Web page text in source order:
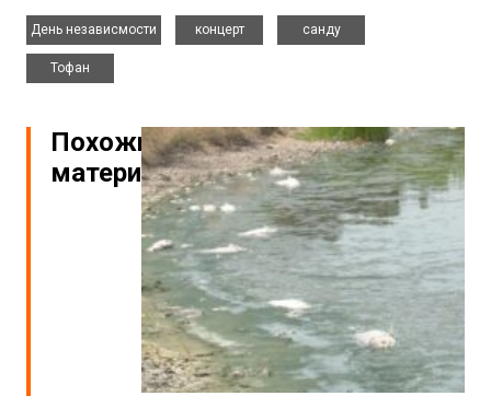
День независмости
концерт
санду
Тофан
Похожие
материалы